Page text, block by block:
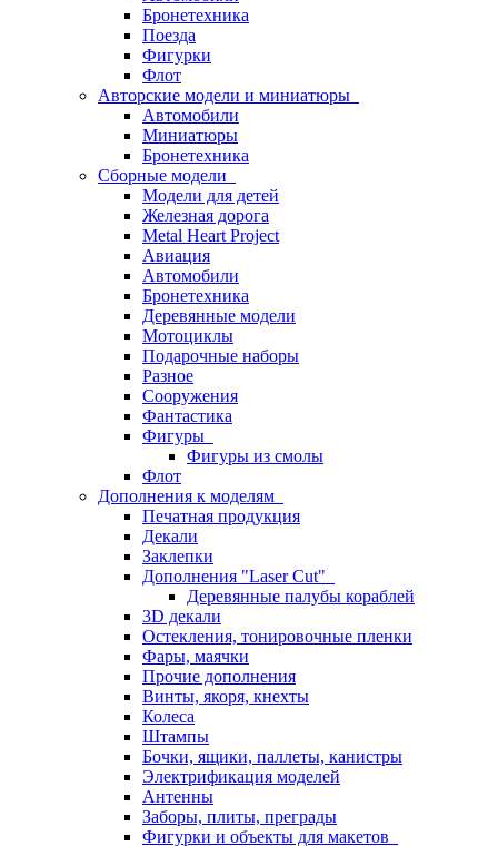
Бронетехника
Поезда
Фигурки
Флот
Авторские модели и миниатюры
Автомобили
Миниатюры
Бронетехника
Сборные модели
Модели для детей
Железная дорога
Metal Heart Project
Авиация
Автомобили
Бронетехника
Деревянные модели
Мотоциклы
Подарочные наборы
Разное
Сооружения
Фантастика
Фигуры
Фигуры из смолы
Флот
Дополнения к моделям
Печатная продукция
Декали
Заклепки
Дополнения "Laser Cut"
Деревянные палубы кораблей
3D декали
Остекления, тонировочные пленки
Фары, маячки
Прочие дополнения
Винты, якоря, кнехты
Колеса
Штампы
Бочки, ящики, паллеты, канистры
Электрификация моделей
Антенны
Заборы, плиты, преграды
Фигурки и объекты для макетов